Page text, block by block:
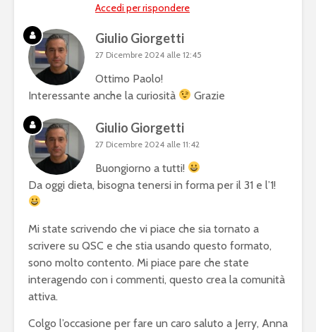
Accedi per rispondere
Giulio Giorgetti
27 Dicembre 2024 alle 12:45
Ottimo Paolo!
Interessante anche la curiosità
Grazie
Giulio Giorgetti
27 Dicembre 2024 alle 11:42
Buongiorno a tutti!
Da oggi dieta, bisogna tenersi in forma per il 31 e l’1!
Mi state scrivendo che vi piace che sia tornato a
scrivere su QSC e che stia usando questo formato,
sono molto contento. Mi piace pare che state
interagendo con i commenti, questo crea la comunità
attiva.
Colgo l’occasione per fare un caro saluto a Jerry, Anna